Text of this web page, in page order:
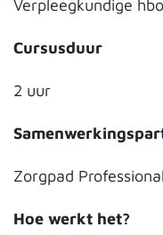
Verpleegkundige
Cursusduur
2 uur
Zorgpad Professional
Hoe werkt het?